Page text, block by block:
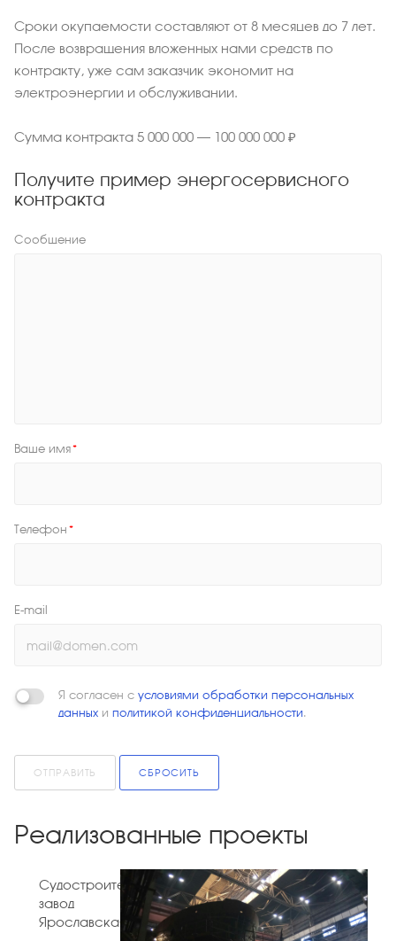
Сроки окупаемости составляют от 8 месяцев до 7 лет.
После возвращения вложенных нами средств по
контракту, уже сам заказчик экономит на
электроэнергии и обслуживании.
Сумма контракта 5 000 000 – 100 000 000 ₽
Получите пример энергосервисного
контракта
Сообщение
Ваше имя*
Телефон *
E-mail
Я согласен с условиями обработки персональных
данных и политикой конфиденциальности.
ОТПРАВИТЬ СБРОСИТЬ
Реализованные проекты
Судостроительный
завод
Ярославская обл.